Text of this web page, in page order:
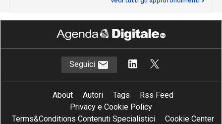
Seguici
About Autori Tags
Rss Feed
Privacy e Cookie Policy
Terms&Conditions Contenuti Specialistici
Cookie Center